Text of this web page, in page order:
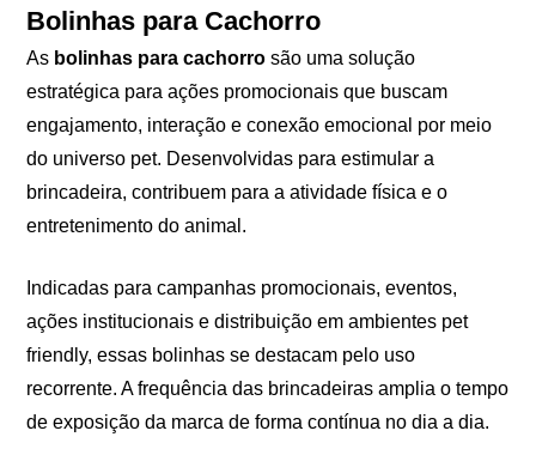
Bolinhas para Cachorro
As bolinhas para cachorro são uma solução
estratégica para ações promocionais que buscam
engajamento, interação e conexão emocional por meio
do universo pet. Desenvolvidas para estimular a
brincadeira, contribuem para a atividade física e o
entretenimento do animal.
Indicadas para campanhas promocionais, eventos,
ações institucionais e distribuição em ambientes pet
friendly, essas bolinhas se destacam pelo uso
recorrente. A frequência das brincadeiras amplia o tempo
de exposição da marca de forma contínua no dia a dia.